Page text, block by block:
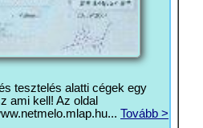
tesztelés alatti cégek egy
ami kell! Az oldal
Tovább >